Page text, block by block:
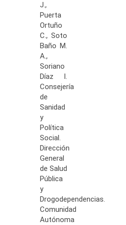
J.,
Puerta
Ortuño
C., Soto
Baño M.
A.,
Soriano
Díaz I.
Consejería
de
Sanidad
y
Política
Social.
Dirección
General
de Salud
Pública
y
Drogodependencias.
Comunidad
Autónoma